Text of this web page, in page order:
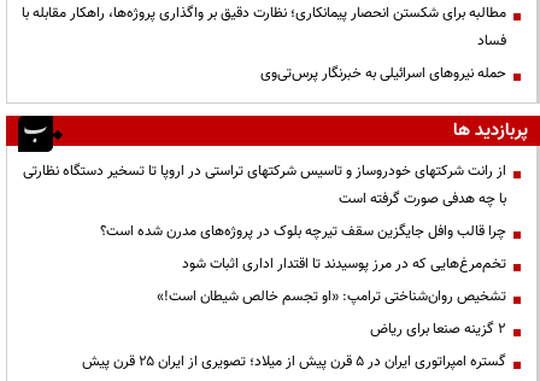
مطالبه برای شکستن انحصار پیمانکاری؛ نظارت دقیق بر واگذاری پروژه‌ها، راهکار مقابله با
فساد
حمله نیروهای اسرائیلی به خبرنگار پرس‌تی‌وی
پربازدید ها
از رانت‌ شرکتهای خودروساز و تاسیس شرکتهای تراستی در اروپا تا تسخیر دستگاه نظارتی
با چه هدفی صورت گرفته است
چرا قالب وافل جایگزین سقف تیرچه بلوک در پروژه‌های مدرن شده است؟
تخم‌مرغ‌هایی که در مرز پوسیدند تا اقتدار اداری اثبات شود
تشخیص روان‌شناختی ترامپ: «او تجسم خالص شیطان است!»
۲ گزینه صنعا برای ریاض
گستره امپراتوری ایران در ۵ قرن پیش از میلاد؛ تصویری از ایران ۲۵ قرن پیش